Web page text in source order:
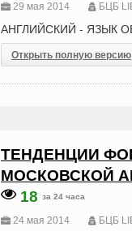
29 мая 2014 БЦБ
АНГЛИЙСКИЙ - ЯЗЫК
Открыть полную версию
ТЕНДЕНЦИИ
МОСКОВСКОЙ
18 за 24 часа
24 мая 2014 БЦБ